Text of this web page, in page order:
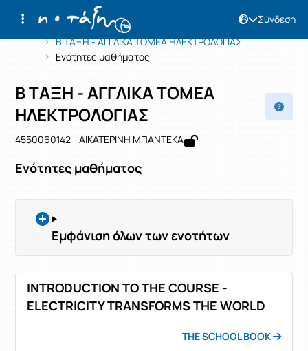
Σύνδεση
Αρχική Σελίδα
Β ΤΑΞΗ - ΑΓΓΛΙΚΑ ΤΟΜΕΑ ΗΛΕΚΤΡΟΛΟΓΙΑΣ
Ενότητες μαθήματος
Μάθημα : Β ΤΑΞΗ - ΑΓΓΛΙΚΑ ΤΟΜΕΑ
Κωδικός : 4550060142
Β ΤΑΞΗ - ΑΓΓΛΙΚΑ ΤΟΜΕΑ
ΗΛΕΚΤΡΟΛΟΓΙΑΣ
4550060142 - ΑΙΚΑΤΕΡΙΝΗ ΜΠΑΝΤΕΚΑ
Ενότητες μαθήματος
Εμφάνιση όλων των ενοτήτων
INTRODUCTION TO THE COURSE -
ELECTRICITY TRANSFORMS THE WORLD
THE SCHOOL BOOK